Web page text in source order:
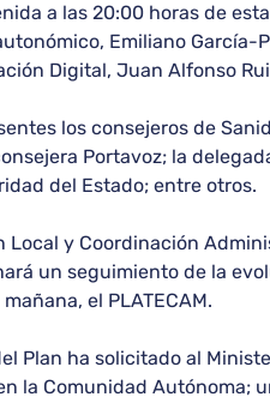
a las 20:00 horas de
Emiliano García-
Digital, Juan Alfonso
los consejeros de
Portavoz; la
del Estado; entre otros.
y Coordinación
un seguimiento de la
el PLATECAM.
Plan ha solicitado al
la Comunidad Autónoma;